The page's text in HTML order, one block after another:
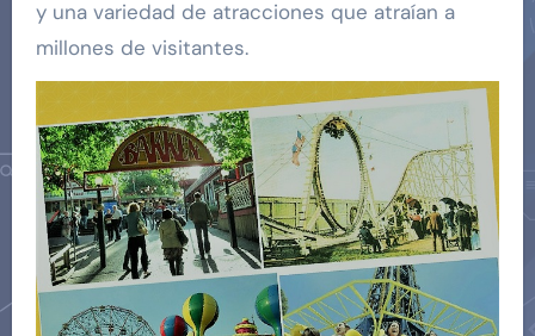
y una variedad de atracciones que atraían a
millones de visitantes.